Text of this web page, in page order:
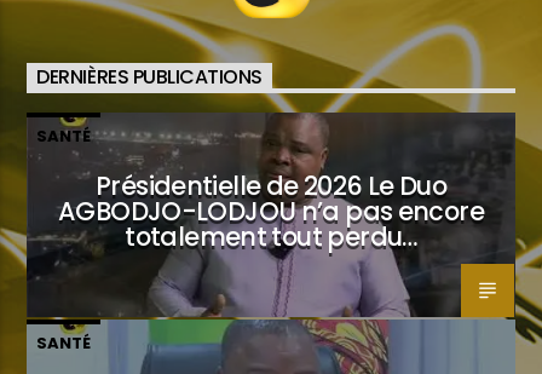
DERNIÈRES PUBLICATIONS
SANTÉ
Présidentielle de 2026 Le Duo
AGBODJO-LODJOU n’a pas encore
totalement tout perdu…
SANTÉ